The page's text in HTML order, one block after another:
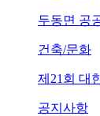
두동면 공
건축/문화
제21회 대
공지사항